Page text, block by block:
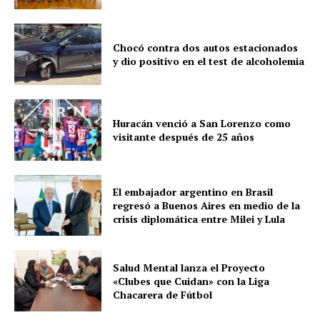
Chocó contra dos autos estacionados
y dio positivo en el test de alcoholemia
Huracán venció a San Lorenzo como
visitante después de 25 años
El embajador argentino en Brasil
regresó a Buenos Aires en medio de la
crisis diplomática entre Milei y Lula
Salud Mental lanza el Proyecto
«Clubes que Cuidan» con la Liga
Chacarera de Fútbol